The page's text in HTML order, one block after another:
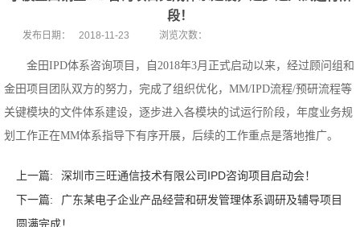
段！
发布日期： 2018-11-23 浏览次数：
金田IPD体系咨询项目，自2018年3月正式启动以来，经过顾问组和
金田项目团队双方的努力，完成了组织优化，MM/IPD流程/预研流程等
关键模块的文件体系建设，逐步进入各模块的试运行阶段，年度业务规
划工作正在MM体系指导下有序开展，后续的工作重点是落地推广。
上一篇:
深圳市三旺通信技术有限公司IPD咨询项目启动会！
下一篇:
广东某电子企业产品经营和研发管理体系调研及辅导项目
圆满完成！